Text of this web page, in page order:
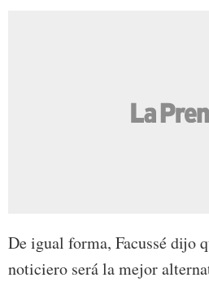
De igual forma, Facussé dijo
noticiero será la mejor